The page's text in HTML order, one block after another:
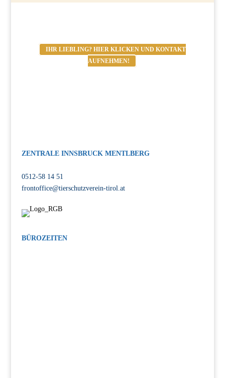
IHR LIEBLING? HIER KLICKEN UND KONTAKT
AUFNEHMEN!
ZENTRALE INNSBRUCK MENTLBERG
0512-58 14 51
frontoffice@tierschutzverein-tirol.at
BÜROZEITEN